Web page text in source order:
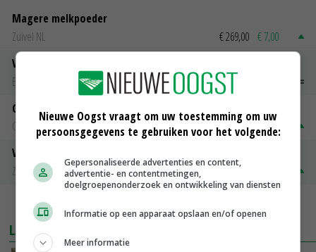
Magere melkpoeder
Zuivel NL
€ 269,00 € 7,00
Vleeskuikens 2001-2600 gr
Barneveld
€ 1,09
Gerst
Groningen
€ 197,00 € 2,00
Volle melkpoeder
Zuivel NL
€ 345,00
LAATSTE NIEUWS
Nieuwe Oogst vraagt om uw toestemming om uw
persoonsgegevens te gebruiken voor het volgende:
Gepersonaliseerde advertenties en content,
advertentie- en contentmetingen,
doelgroepenonderzoek en ontwikkeling van diensten
Informatie op een apparaat opslaan en/of openen
Meer informatie